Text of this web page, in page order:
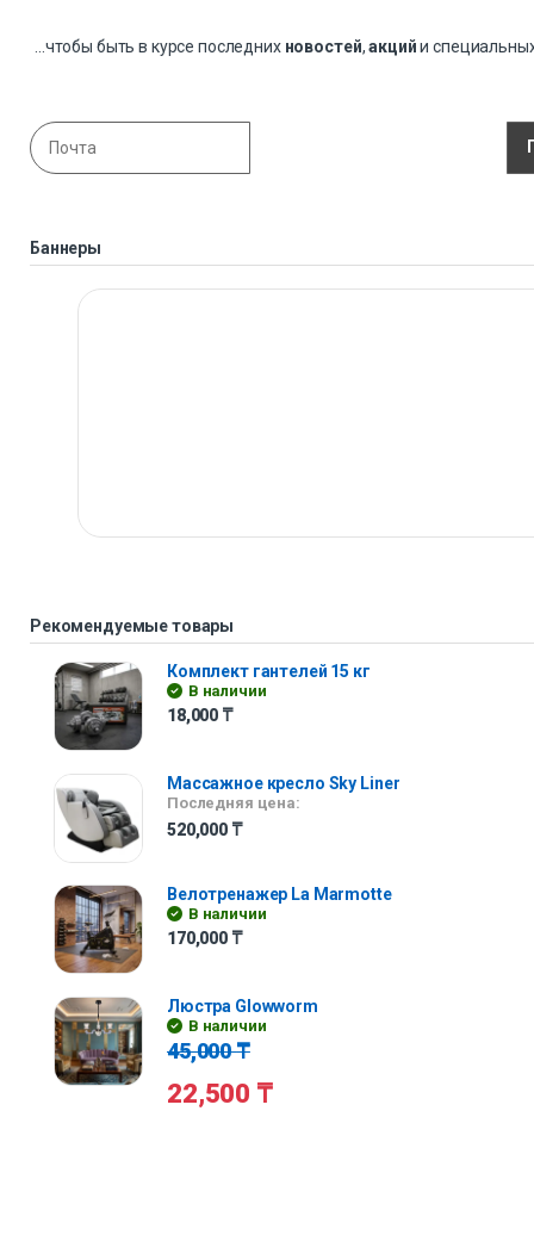
...чтобы быть в курсе последних новостей,акцийи
Баннеры
Рекомендуемые товары
Комплект гантелей 15 кг
В наличии
18,000 ₸
Массажное кресло Sky Liner
Последняя цена:
520,000 ₸
Велотренажер La Marmotte
В наличии
170,000 ₸
Люстра Glowworm
В наличии
45,000₸
22,500 ₸